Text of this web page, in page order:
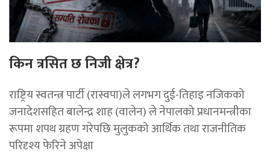
किन त्रसित छ निजी क्षेत्र?
राष्ट्रिय स्वतन्त्र पार्टी (रास्वपा)ले लगभग दुई-तिहाइ नजिकको
जनादेशसहित बालेन्द्र शाह (वालेन) ले नेपालको प्रधानमन्त्रीका
रूपमा शपथ ग्रहण गरेपछि मुलुकको आर्थिक तथा राजनीतिक
परिदृश्य फेरिने अपेक्षा